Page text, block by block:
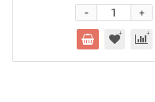
+
-